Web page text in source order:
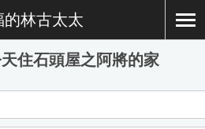
的林古太太
天住石頭屋之阿將的家